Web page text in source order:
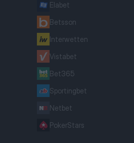
Elabet
Betsson
Interwetten
Vistabet
Bet365
Sportingbet
Netbet
PokerStars